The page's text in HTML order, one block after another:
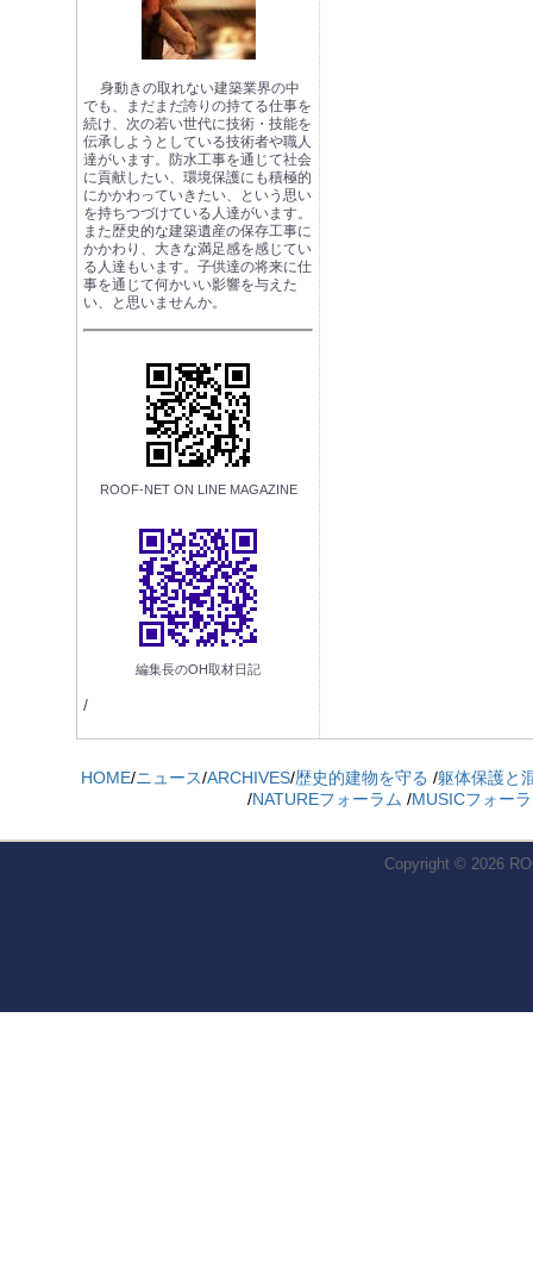
身動きの取れない建築業界の中
でも、まだまだ誇りの持てる仕事を
続け、次の若い世代に技術・技能を
伝承しようとしている技術者や職人
達がいます。防水工事を通じて社会
に貢献したい、環境保護にも積極的
にかかわっていきたい、という思い
を持ちつづけている人達がいます。
また歴史的な建築遺産の保存工事に
かかわり、大きな満足感を感じてい
る人達もいます。子供達の将来に仕
事を通じて何かいい影響を与えた
い、と思いませんか。
ROOF-NET ON LINE MAGAZINE
編集長のOH取材日記
/
HOME/ニュース/ARCHIVES/歴史的建物を守る /躯体保護と
/NATUREフォーラム /MUSICフォー
Copyright © 2026